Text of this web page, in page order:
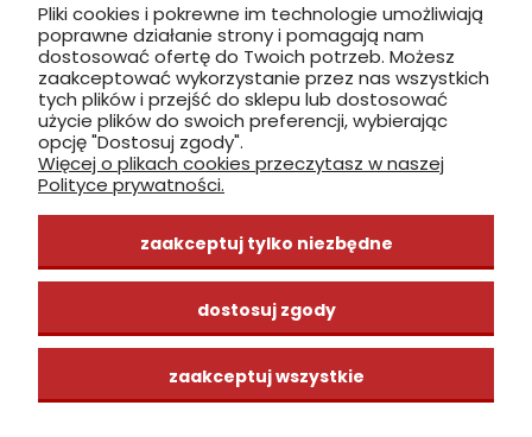
zobacz, jak dojechać
INFORMACJE
ZAKUPY
CENTRUM WIEDZY
Pliki cookies i pokrewne im technologie umożliwiają
poprawne działanie strony i pomagają nam
dostosować ofertę do Twoich potrzeb. Możesz
zaakceptować wykorzystanie przez nas wszystkich
tych plików i przejść do sklepu lub dostosować
użycie plików do swoich preferencji, wybierając
opcję "Dostosuj zgody".
Więcej o plikach cookies przeczytasz w naszej
Polityce prywatności.
zaakceptuj tylko niezbędne
dostosuj zgody
zaakceptuj wszystkie